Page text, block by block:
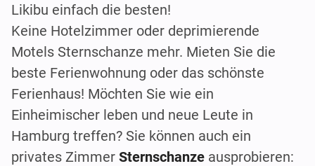
Likibu einfach die besten!
Keine Hotelzimmer oder deprimierende
Motels Sternschanze mehr. Mieten Sie die
beste Ferienwohnung oder das schönste
Ferienhaus! Möchten Sie wie ein
Einheimischer leben und neue Leute in
Hamburg treffen? Sie können auch ein
privates Zimmer Sternschanze ausprobieren: